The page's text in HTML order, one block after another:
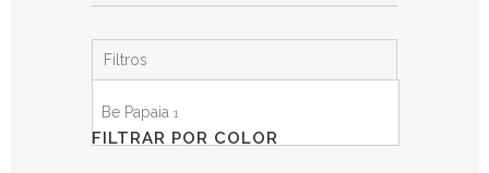
Filtros
Be Papaia 1
FILTRAR POR COLOR